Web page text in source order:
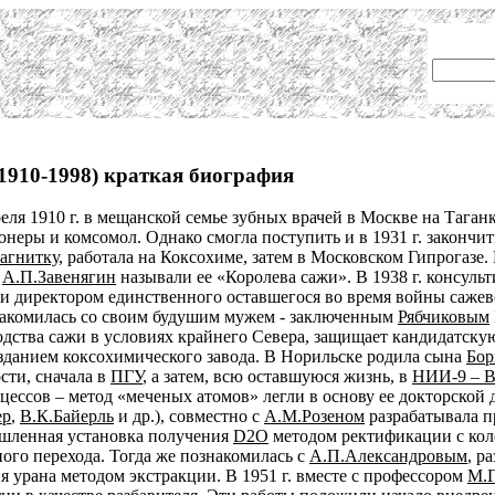
1998) краткая биография
1910 г. в мещанской семье зубных врачей в Москве на
и комсомол. Однако смогла поступить и в 1931 г.
, работала на Коксохиме, затем в Московском
А.П.Завенягин называли ее «Королева сажи». В 1938 г.
директором единственного оставшегося во время войны
со своим будушим мужем - заключенным Рябчиковым
сажи в условиях крайнего Севера, защищает
коксохимического завода. В Норильске родила сына
сначала в ПГУ, а затем, всю оставшуюся жизнь, в НИИ-9 –
– метод «меченых атомов» легли в основу ее
, В.К.Байерль и др.), совместно с А.М.Розеном разрабатывала
установка получения D2O методом ректификации с
перехода. Тогда же познакомилась с А.П.Александровым,
урана методом экстракции. В 1951 г. вместе с профессором